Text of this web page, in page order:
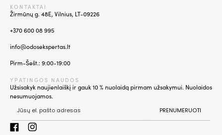
KONTAKTAI
Žirmūnų g. 48E, Vilnius, LT-09226
+370 600 08 995
info@odosekspertas.lt
Pirm-Šešt.: 9:00-19:00
YPATINGOS NAUDOS
Užsisakyk naujienlaiškį ir gauk 10 % nuolaidą pirmam užsakymui. Nuolaidos
nesumuojamos.
PRENUMERUOTI